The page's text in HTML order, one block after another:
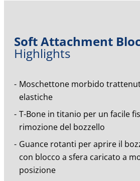
Soft Attachment
Highlights
Moschettone morbido
elastiche
T-Bone in titanio per un facile
rimozione del bozzello
Guance rotanti per aprire il
con blocco a sfera caricato a
posizione